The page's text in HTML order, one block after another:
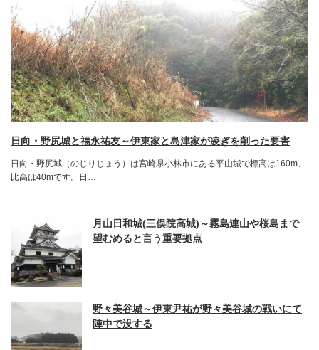
日向・野尻城と福永祐友～伊東家と島津家が凌ぎを削った要害
日向・野尻城（のじりじょう）は宮崎県小林市にある平山城で標高は160m、
比高は40mです。日…
月山日和城(三俣院高城)～霧島連山や桜島まで
望むめると言う重要拠点
野々美谷城～伊東尹祐が野々美谷城の戦いにて
陣中で没する